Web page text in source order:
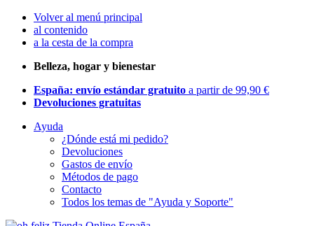
Volver al menú principal
al contenido
a la cesta de la compra
Belleza, hogar y bienestar
España: envío estándar gratuito a partir de 99,90 €
Devoluciones gratuitas
Ayuda
¿Dónde está mi pedido?
Devoluciones
Gastos de envío
Métodos de pago
Contacto
Todos los temas de "Ayuda y Soporte"